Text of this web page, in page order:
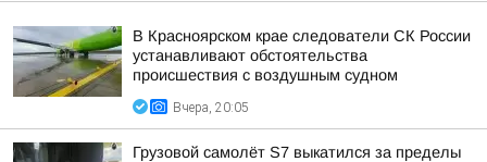
В Красноярском крае следователи СК России
устанавливают обстоятельства
происшествия с воздушным судном
Вчера, 20:05
Грузовой самолёт S7 выкатился за пределы